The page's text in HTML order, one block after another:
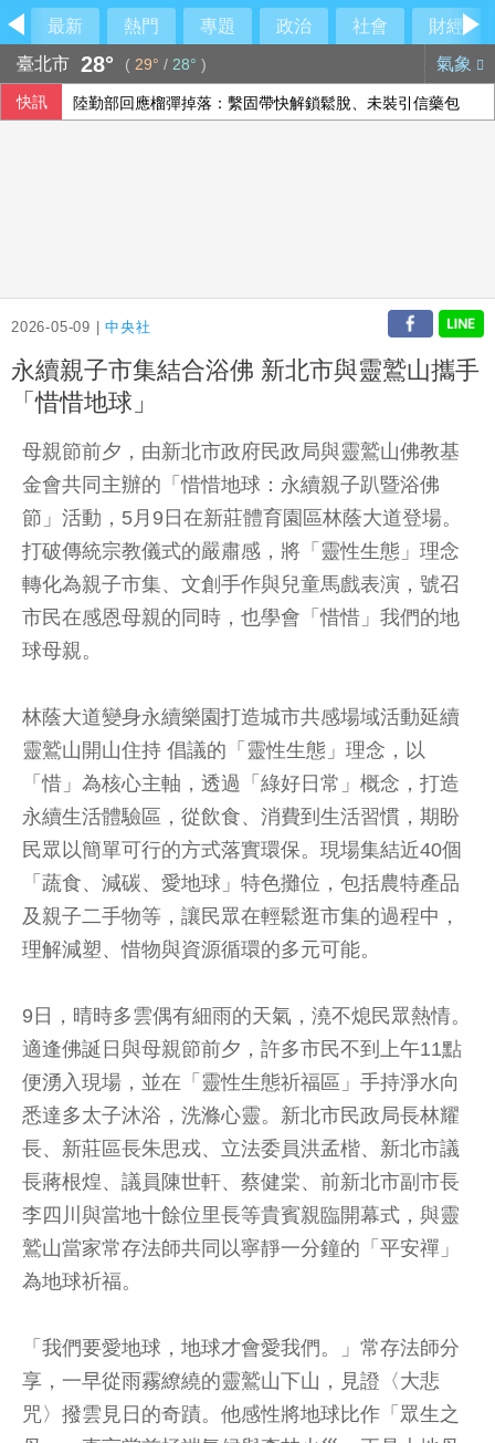
最新 熱門 專題 政治 社會
財經
臺北市 28° ( 29° / 28° ) 氣象
快訊 陸勤部回應榴彈掉落：繫固帶快解鎖鬆脫、未裝引信藥包
2026-05-09 |中央社
永續親子市集結合浴佛 新北市與靈鷲山攜手
「惜惜地球」
母親節前夕，由新北市政府民政局與靈鷲山佛教基
金會共同主辦的「惜惜地球：永續親子趴暨浴佛
節」活動，5月9日在新莊體育園區林蔭大道登場。
打破傳統宗教儀式的嚴肅感，將「靈性生態」理念
轉化為親子市集、文創手作與兒童馬戲表演，號召
市民在感恩母親的同時，也學會「惜惜」我們的地
球母親。
林蔭大道變身永續樂園打造城市共感場域活動延續
靈鷲山開山住持 倡議的「靈性生態」理念，以
「惜」為核心主軸，透過「綠好日常」概念，打造
永續生活體驗區，從飲食、消費到生活習慣，期盼
民眾以簡單可行的方式落實環保。現場集結近40個
「蔬食、減碳、愛地球」特色攤位，包括農特產品
及親子二手物等，讓民眾在輕鬆逛市集的過程中，
理解減塑、惜物與資源循環的多元可能。
9日，晴時多雲偶有細雨的天氣，澆不熄民眾熱情。
適逢佛誕日與母親節前夕，許多市民不到上午11點
便湧入現場，並在「靈性生態祈福區」手持淨水向
悉達多太子沐浴，洗滌心靈。新北市民政局長林耀
長、新莊區長朱思戎、立法委員洪孟楷、新北市議
長蔣根煌、議員陳世軒、蔡健棠、前新北市副市長
李四川與當地十餘位里長等貴賓親臨開幕式，與靈
鷲山當家常存法師共同以寧靜一分鐘的「平安禪」
為地球祈福。
「我們要愛地球，地球才會愛我們。」常存法師分
享，一早從雨霧繚繞的靈鷲山下山，見證〈大悲
咒〉撥雲見日的奇蹟。他感性將地球比作「眾生之